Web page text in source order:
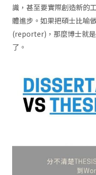
識，甚至要實際創造新的
體進步。如果把碩士比喻
(reporter)，那麼博士就
了。